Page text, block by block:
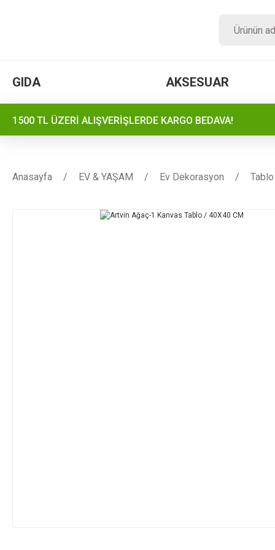
GIDA AKSESUAR
1500 TL ÜZERİ ALIŞVERİŞLERDE KARGO BEDAVA!
Anasayfa EV & YAŞAM Ev Dekorasyon Tablo